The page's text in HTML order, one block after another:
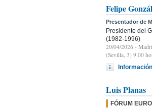
Felipe
Presentador de
Presidente del
(1982-1996)
20/04/2026 -
(Sevilla, 3) 9.00
Luis Planas
FÓRUM